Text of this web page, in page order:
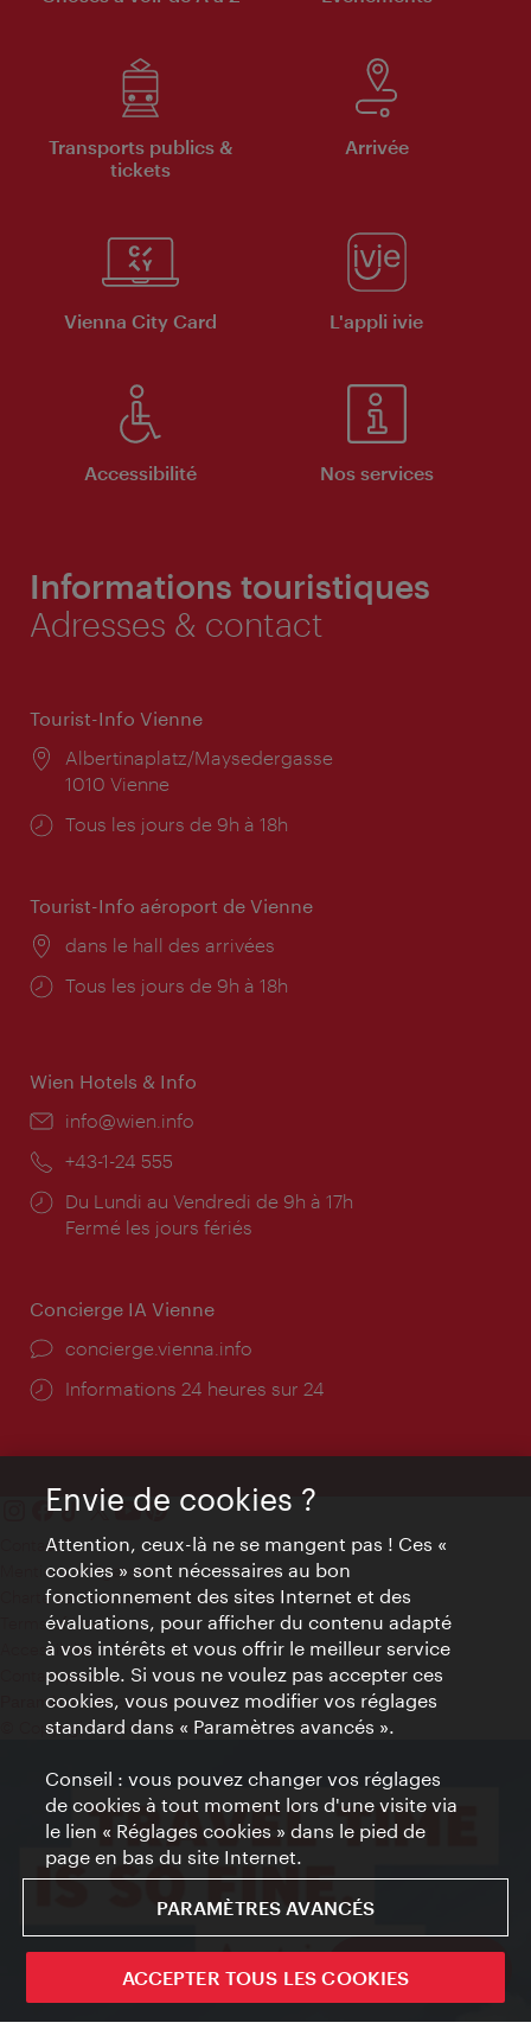
Sign up now
Transports publics &
tickets
Arrivée
Vienna City Card L'appli ivie
Accessibilité Nos services
Informations touristiques
Adresses & contact
Tourist-Info Vienne
Lieu:
Albertinaplatz/Maysedergasse
1010 Vienne
Horaires
Tous les jours de 9h à 18h
Tourist-Info aéroport de Vienne
Lieu:
dans le hall des arrivées
Horaires
Tous les jours de 9h à 18h
Wien Hotels & Info
E-
info@wien.info
Téléphone:
+43-1-24 555
Horaires
d'ouverture:
Du Lundi au Vendredi de 9h à 17h
Fermé les jours fériés
Concierge IA Vienne
Ort:
concierge.vienna.info
Öffnungszeiten:
Informations 24 heures sur 24
Contact
Mentions obligatoires
Charte sur le respect de la vie privée
Terms of Use
Accessibilité
Contact presse
Paramètres de cookies
© Copyright WienTourismus
Envie de cookies ?
Attention, ceux-là ne se mangent pas ! Ces «
cookies » sont nécessaires au bon
fonctionnement des sites Internet et des
évaluations, pour afficher du contenu adapté
à vos intérêts et vous offrir le meilleur service
possible. Si vous ne voulez pas accepter ces
cookies, vous pouvez modifier vos réglages
standard dans « Paramètres avancés ».
Conseil : vous pouvez changer vos réglages
de cookies à tout moment lors d'une visite via
le lien « Réglages cookies » dans le pied de
page en bas du site Internet.
PARAMÈTRES AVANCÉS
ACCEPTER TOUS LES COOKIES